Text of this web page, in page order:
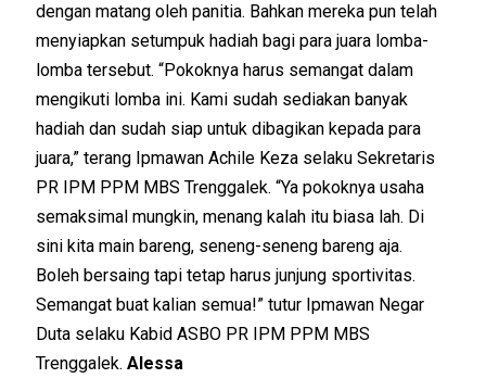
dengan matang oleh panitia. Bahkan mereka pun telah
menyiapkan setumpuk hadiah bagi para juara lomba-
lomba tersebut. “Pokoknya harus semangat dalam
mengikuti lomba ini. Kami sudah sediakan banyak
hadiah dan sudah siap untuk dibagikan kepada para
juara,” terang Ipmawan Achile Keza selaku Sekretaris
PR IPM PPM MBS Trenggalek. “Ya pokoknya usaha
semaksimal mungkin, menang kalah itu biasa lah. Di
sini kita main bareng, seneng-seneng bareng aja.
Boleh bersaing tapi tetap harus junjung sportivitas.
Semangat buat kalian semua!” tutur Ipmawan Negar
Duta selaku Kabid ASBO PR IPM PPM MBS
Trenggalek. Alessa